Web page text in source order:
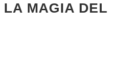
MAGIA DEL